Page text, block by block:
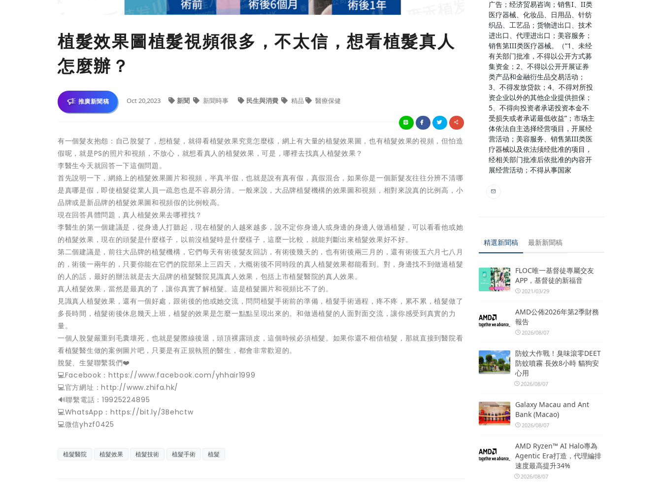
植髮效果圖植髮視頻很多，不太信，想看植髮真人
怎麼辦？
推廣新聞稿 Oct 20,2023 新聞 新聞時事 民生與消費 精品 醫療保健
有一個髮友抱怨：自己脫髮了，想植髮，就得看植髮效果究竟怎麼樣，網上有大量的植髮效果圖，也有植髮效果的視頻，但怕造
假呢，就是PS的照片和視頻，不放心，就想看真人的植髮效果，可是，哪裡去找真人植髮效果？
李醫生今天就回答一下這個問題。
首先說明一下，網絡上的植髮效果圖片和視頻，半真半假，也就是說有真有假，真假混合，如果你是一個新髮友往往分辨不清哪
是真哪是假，即使植髮從業人員一疏忽也是不容易分清。一般來說，大品牌植髮機構的效果圖和視頻，相對來說真的比例高，小
品牌或是新品牌的植髮效果圖和視頻假的比例較高。
現在回答具體問題，真人植髮效果去哪裡找？
李醫生的第一個建議是，從身邊人打聽起，現在植髮的人越來越多，說不定你身邊人或身邊的身邊人做過植髮，可以看看他或她
的植髮效果，現在的頭髮是什麼樣子，以前沒植髮時是什麼樣子，這麼一比較，就能判斷出來植髮效果好不好。
第二個建議是，前往大品牌的植髮機構，它們每天有術後髮友回訪，有術後幾天的，也有術後兩三月的，還有術後五六月七八月
的，術後一兩年的，只要你能在它們的院部呆上三四天，大概術後不同時段的真人植髮效果都能看到。對，身邊找不到做過植髮
的人的話，最好的辦法就是去大品牌的植髮醫院見識真人效果，包括上市植髮醫院的真人效果。
真人植髮效果，當然是最真的了，讓你真實了解植髮。這是植髮圖片和視頻比不了的。
見識真人植髮效果，還有一個好處，跟術後的他或她交流，問問植髮手術前的準備，植髮手術過程，疼不疼，累不累，植髮做了
多長時間，植髮術後休息幾天上班，植髮的效果是怎麼一點點呈現出來的。和做過植髮的人面對面交流，讓你感受到真實的力
量。
一個人脫髮嚴重到毛囊壞死，也就是髮際線後退，頭頂裸露頭皮，這個時候必須植髮。如果你還不相信植髮，那就直接到醫院看
看植髮醫生做的案例圖片吧，只要是有正規執照的醫生，都會非常歡迎的。
脫髮、生髮聯繫我們❤️
💻Facebook：https://www.facebook.com/yhhair1999
💻官方網址：http://www.zhifa.hk/
️🔊聯繫電話：19925224895
💻WhatsApp：https://bit.ly/3Behctw
💻微信yhzf0425
植髮醫院 植髮效果 植髮技術 植髮手術 植髮
广告；经济贸易咨询；销售I、II类
医疗器械、化妆品、日用品、针纺
织品、工艺品；货物进出口、技术
进出口、代理进出口；美容服务；
销售第III类医疗器械。（“1、未经
有关部门批准，不得以公开方式募
集资金；2、不得以公开开展证券
类产品和金融衍生品交易活动；
3、不得发放贷款；4、不得对所投
资企业以外的其他企业提供担保；
5、不得向投资者承诺投资本金不
受损失或者承诺最低收益”；市场主
体依法自主选择经营项目，开展经
营活动；美容服务、销售第III类医
疗器械以及依法须经批准的项目，
经相关部门批准后依批准的内容开
展经营活动；不得从事国家
精選新聞稿 最新新聞稿
FLOC唯一基督徒專屬交友
APP，基督徒的新福音
2021/03/29
AMD公佈2026年第2季財務
報告
2026/08/07
防蚊大作戰！臭味滾零DEET
防蚊噴霧 長效8小時 貓狗安
心用
2026/08/07
Galaxy Macau and Ant
Bank (Macao)
2026/08/07
AMD Ryzen™ AI Halo專為
Agentic Era打造，代理編排
速度最高提升34%
2026/08/07